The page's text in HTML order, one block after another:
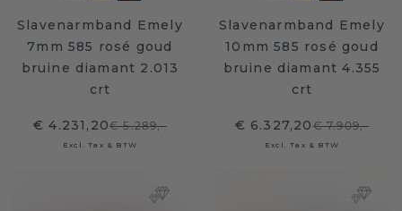
Slavenarmband Emely
7mm 585 rosé goud
bruine diamant 2.013
crt
€ 4.231,20€ 5.289,-
Excl. Tax & BTW
Slavenarmband Emely
10mm 585 rosé goud
bruine diamant 4.355
crt
€ 6.327,20€ 7.909,-
Excl. Tax & BTW